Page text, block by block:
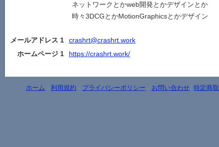
ネットワークとかweb開発とかデザインとか
時々3DCGとかMotionGraphicsとかデザイン
メールアドレス 1
crashrt@crashrt.work
ホームページ 1
https://crashrt.work/
ホーム - 利用規約 - プライバシーポリシー - お問い合わせ- 特定商